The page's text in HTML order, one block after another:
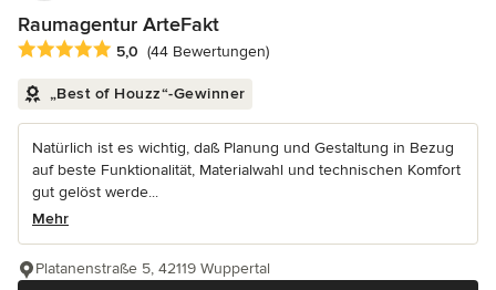
Raumagentur ArteFakt
Durchschnittliche Bewertung: 5 von 5 Sternen
5,0 (44 Bewertungen)
„Best of Houzz“-Gewinner
Natürlich ist es wichtig, daß Planung und Gestaltung in Bezug
auf beste Funktionalität, Materialwahl und technischen Komfort
gut gelöst werde...
Mehr
Platanenstraße 5, 42119 Wuppertal